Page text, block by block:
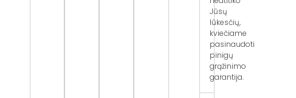
Jūsų
lūkesčių,
kviečiame
pasinaudoti
pinigų
grąžinimo
garantija.